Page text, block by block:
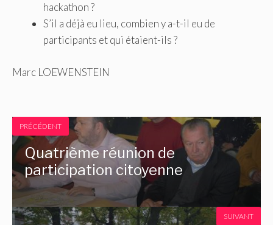
hackathon ?
S’il a déjà eu lieu, combien y a-t-il eu de
participants et qui étaient-ils ?
Marc LOEWENSTEIN
PRÉCÉDENT
Quatrième réunion de
participation citoyenne
SUIVANT